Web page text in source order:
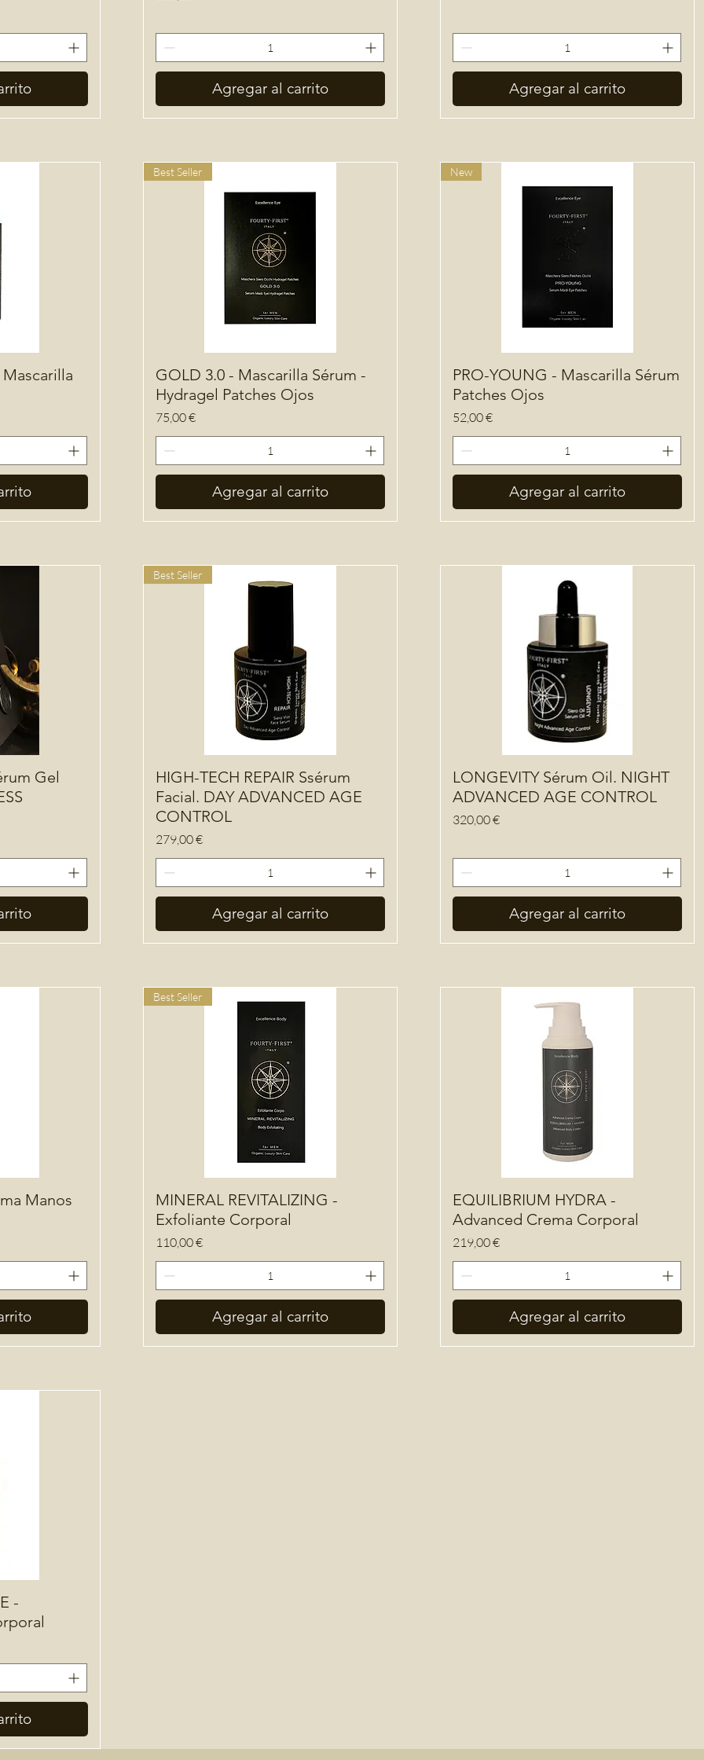
Agregar al carrito Agregar al carrito
Best Seller
GOLD 3.0 - Mascarilla Sérum -
Hydragel Patches Ojos
Precio
75,00 €
Agregar al carrito
New
PRO-YOUNG - Mascarilla Sérum
Patches Ojos
Precio
52,00 €
Agregar al carrito
Gel
Best Seller
HIGH-TECH REPAIR Ssérum
Facial. DAY ADVANCED AGE
CONTROL
Precio
279,00 €
Agregar al carrito
LONGEVITY Sérum Oil. NIGHT
ADVANCED AGE CONTROL
Precio
320,00 €
Agregar al carrito
Manos
Best Seller
MINERAL REVITALIZING -
Exfoliante Corporal
Precio
110,00 €
Agregar al carrito
EQUILIBRIUM HYDRA -
Advanced Crema Corporal
Precio
219,00 €
Agregar al carrito
-